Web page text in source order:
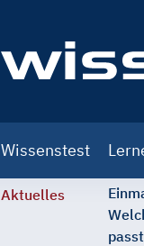
navigation
Wissenstest
Aktuelles